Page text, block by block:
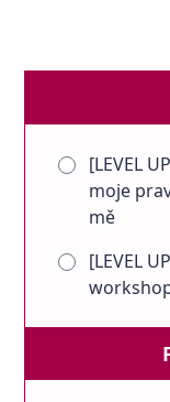
[LEVEL
moje
mě
[LEVEL